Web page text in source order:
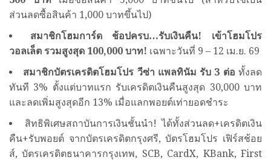
ส่วนลดซื้อสินค้า 1,000 บาทขึ้นไป)
สมาชิกโฮมการ์ด ช้อปครบ…รับเงินคืน! เข้าโฮมโปร
วอลเล็ต รวมสูงสุด 100,000 บาท! เฉพาะวันที่ 9 – 12 เม.ย. 69
สมาชิกบัตรเครดิตโฮมโปร วีซ่า แพลทินัม รับ 3 ต่อทั้งลด
ทันที 3% ตั้งแต่บาทแรก รับเครดิตเงินคืนสูงสุด 30,000 บาท
และลดเพิ่มสูงสุดอีก 13% เมื่อแลกพอยต์เท่ายอดชำระ
สิทธิพิเศษสถาบันการเงินชั้นนำ! ได้ทั้งส่วนลด+เครดิตเงิน
คืน+รับพอยต์ จากบัตรเครดิตกรุงศรี, บัตรโฮมโปร เฟิร์สช้อย
ส์, บัตรเครดิตธนาคารกรุงเทพ, SCB, CardX, KBank, First